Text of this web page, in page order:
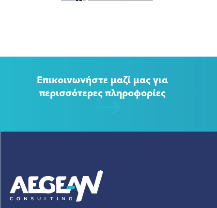
Επικοινωνήστε μαζί μας για
περισσότερες πληροφορίες